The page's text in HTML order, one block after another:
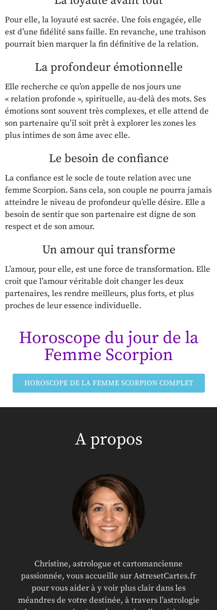
Pour elle, la loyauté est sacrée. Une fois engagée, elle
est d’une fidélité sans faille. En revanche, une trahison
pourrait bien marquer la fin définitive de la relation.
La profondeur émotionnelle
Elle recherche ce qu’on appelle de nos jours une
« relation profonde », spirituelle, au-delà des mots. Ses
émotions sont souvent très complexes, et elle attend de
son partenaire qu’il soit prêt à explorer les zones les
plus intimes de son âme avec elle.
Le besoin de confiance
La confiance est le socle de toute relation avec une
femme Scorpion. Sans cela, son couple ne pourra jamais
atteindre le niveau de profondeur qu’elle désire. Elle a
besoin de sentir que son partenaire est digne de son
respect et de son amour.
Un amour qui transforme
L’amour, pour elle, est une force de transformation. Elle
croit que l’amour véritable doit changer les deux
partenaires, les rendre meilleurs, plus forts, et plus
proches de leur essence individuelle.
Horoscope du jour de la
Femme Scorpion
HOROSCOPE DE LA FEMME SCORPION COMPLET
A propos
Christine, astrologue et cartomancienne
passionnée, vous accueille sur AstresetCartes.fr
pour vous aider à y voir plus clair dans les
méandres de votre destinée, à travers l’astrologie